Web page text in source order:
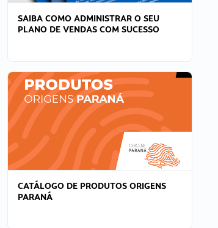
SAIBA COMO ADMINISTRAR O SEU
PLANO DE VENDAS COM SUCESSO
CATÁLOGO DE PRODUTOS ORIGENS
PARANÁ